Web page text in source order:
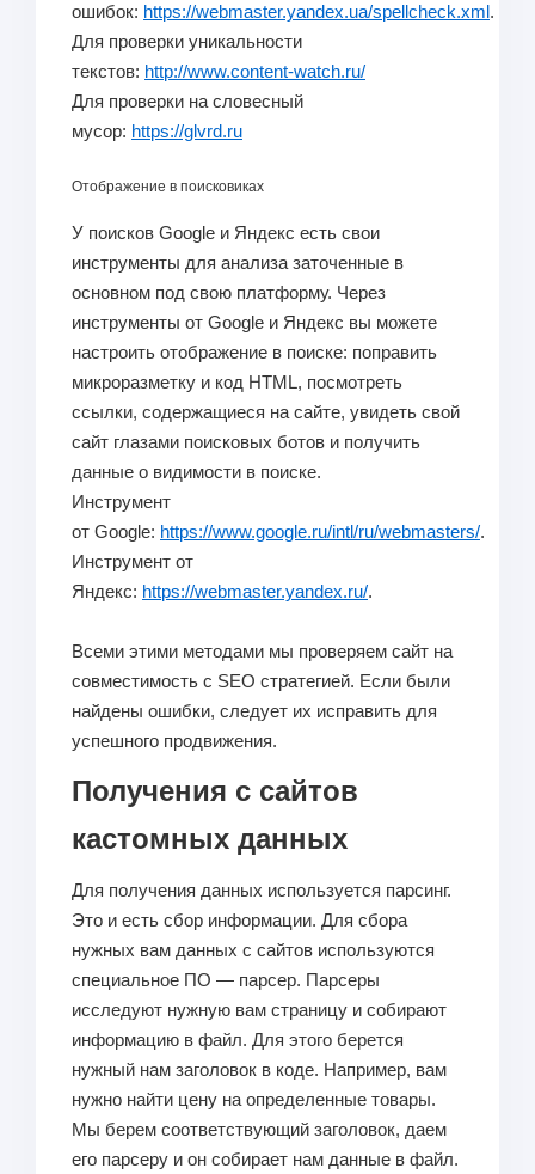
ошибок: https://webmaster.yandex.ua/spellcheck.xml.
Для проверки уникальности
текстов: http://www.content-watch.ru/
Для проверки на словесный
мусор: https://glvrd.ru
Отображение в поисковиках
У поисков Google и Яндекс есть свои
инструменты для анализа заточенные в
основном под свою платформу. Через
инструменты от Google и Яндекс вы можете
настроить отображение в поиске: поправить
микроразметку и код HTML, посмотреть
ссылки, содержащиеся на сайте, увидеть свой
сайт глазами поисковых ботов и получить
данные о видимости в поиске.
Инструмент
от Google: https://www.google.ru/intl/ru/webmasters/.
Инструмент от
Яндекс: https://webmaster.yandex.ru/.
Всеми этими методами мы проверяем сайт на
совместимость с SEO стратегией. Если были
найдены ошибки, следует их исправить для
успешного продвижения.
Получения с сайтов
кастомных данных
Для получения данных используется парсинг.
Это и есть сбор информации. Для сбора
нужных вам данных с сайтов используются
специальное ПО — парсер. Парсеры
исследуют нужную вам страницу и собирают
информацию в файл. Для этого берется
нужный нам заголовок в коде. Например, вам
нужно найти цену на определенные товары.
Мы берем соответствующий заголовок, даем
его парсеру и он собирает нам данные в файл.